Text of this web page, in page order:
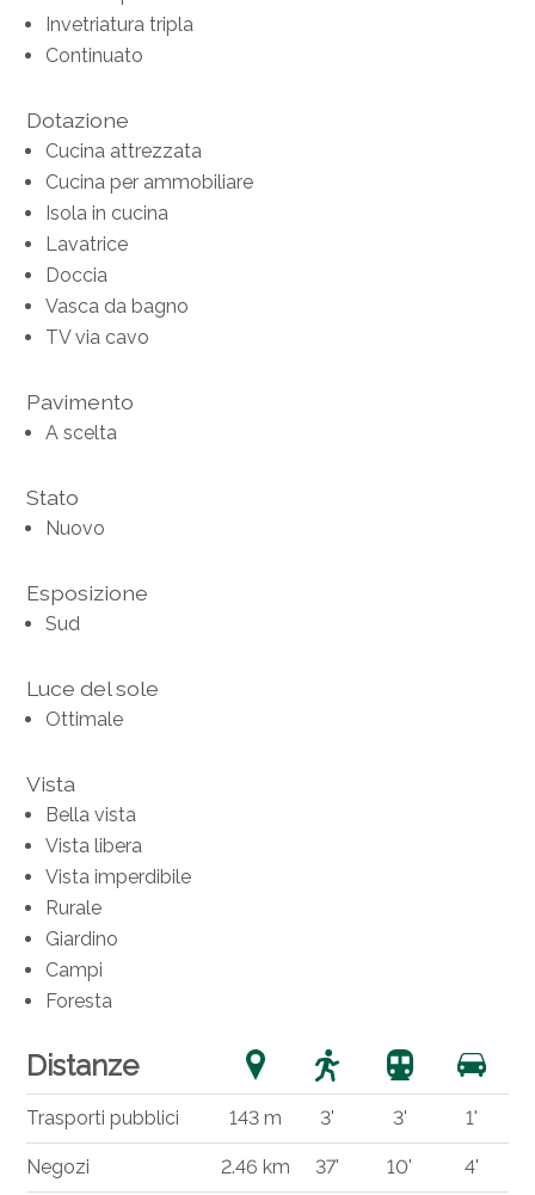
Invetriatura tripla
Continuato
Dotazione
Cucina attrezzata
Cucina per ammobiliare
Isola in cucina
Lavatrice
Doccia
Vasca da bagno
TV via cavo
Pavimento
A scelta
Stato
Nuovo
Esposizione
Sud
Luce del sole
Ottimale
Vista
Bella vista
Vista libera
Vista imperdibile
Rurale
Giardino
Campi
Foresta
Distanze
Trasporti pubblici 143 m 3' 3' 1'
Negozi 2.46 km 37' 10' 4'